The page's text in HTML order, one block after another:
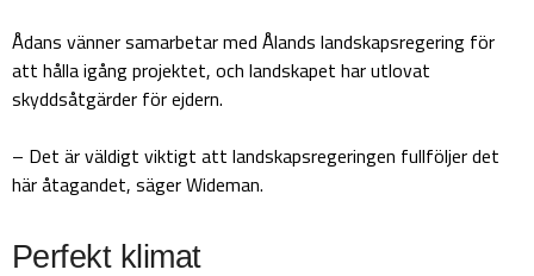
Ådans vänner samarbetar med Ålands landskapsregering för
att hålla igång projektet, och landskapet har utlovat
skyddsåtgärder för ejdern.
– Det är väldigt viktigt att landskapsregeringen fullföljer det
här åtagandet, säger Wideman.
Perfekt klimat